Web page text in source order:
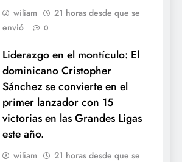
wiliam
21 horas desde que se
envió
0
Liderazgo en el montículo: El
dominicano Cristopher
Sánchez se convierte en el
primer lanzador con 15
victorias en las Grandes Ligas
este año.
wiliam
21 horas desde que se